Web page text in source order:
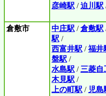
彦崎駅 /迫川駅
倉敷市 中庄駅 /倉敷駅
駅 /
西富井駅 /福井
盤駅 /
水島駅 / 三菱自
木見駅 /
上の町駅 / 児島